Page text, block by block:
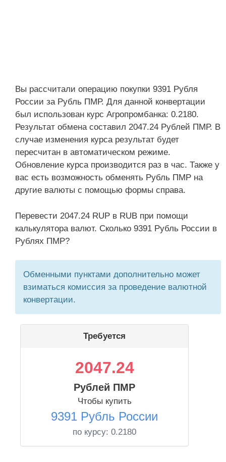
Вы рассчитали операцию покупки 9391 Рубля
России за Рубль ПМР. Для данной конвертации
был использован курс Агропромбанка: 0.2180.
Результат обмена составил 2047.24 Рублей ПМР. В
случае изменения курса результат будет
пересчитан в автоматическом режиме.
Обновление курса производится раз в час. Также у
вас есть возможность обменять Рубль ПМР на
другие валюты с помощью формы справа.
Перевести 2047.24 RUP в RUB при помощи
калькулятора валют. Сколько 9391 Рубль России в
Рублях ПМР?
Обменными пунктами дополнительно может
взиматься комиссия за проведение валютной
конвертации.
Требуется
2047.24
Рублей ПМР
Чтобы купить
9391 Рубль России
по курсу: 0.2180